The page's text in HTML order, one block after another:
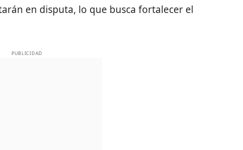
en disputa, lo que busca fortalecer el
PUBLICIDAD